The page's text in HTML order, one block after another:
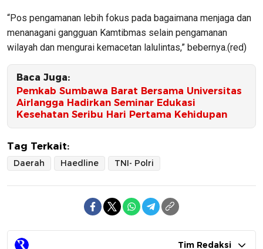
“Pos pengamanan lebih fokus pada bagaimana menjaga dan
menanagani gangguan Kamtibmas selain pengamanan
wilayah dan mengurai kemacetan lalulintas,” bebernya.(red)
Baca Juga:
Pemkab Sumbawa Barat Bersama Universitas
Airlangga Hadirkan Seminar Edukasi
Kesehatan Seribu Hari Pertama Kehidupan
Tag Terkait:
Daerah Haedline TNI- Polri
Tim Redaksi